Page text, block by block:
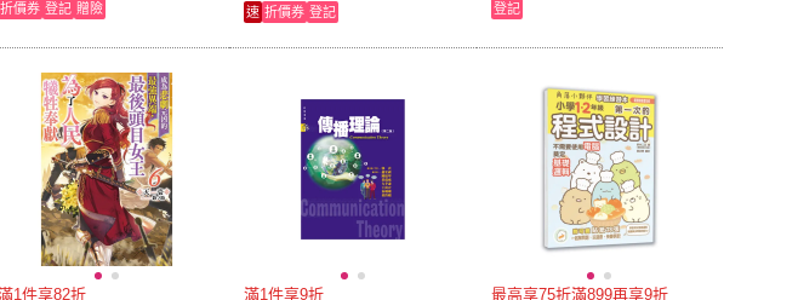
折價券 登記 贈險 速 折價券 登記 登記
1件享82折 滿1件享9折 最高享75折滿899再享9折